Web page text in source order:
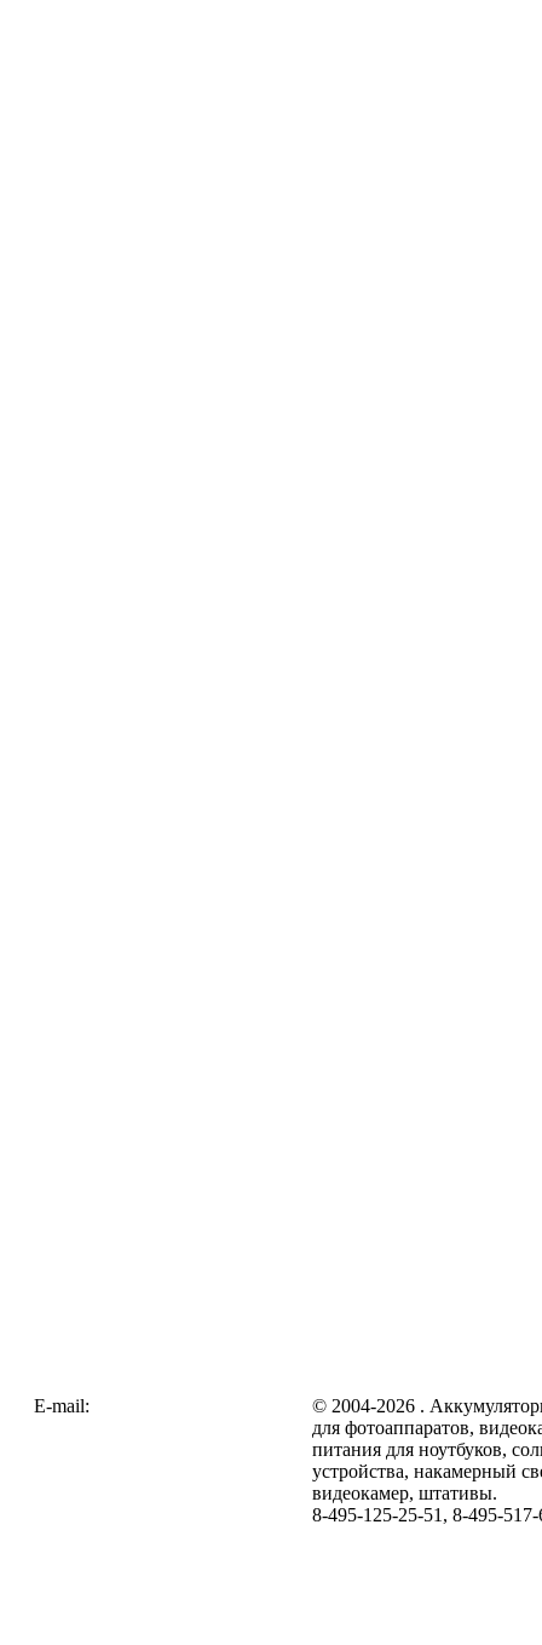
E-mail:
© 2004-2026 .
для фотоаппаратов,
питания для ноутбуков,
устройства, накамерный
видеокамер, штативы.
8-495-125-25-51, 8-495-